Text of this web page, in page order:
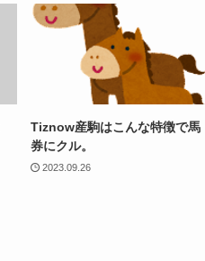
Tiznow産駒はこんな特徴で馬
券にクル。
2023.09.26